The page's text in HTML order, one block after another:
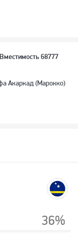
68777
Акаркад (Марокко)
36%